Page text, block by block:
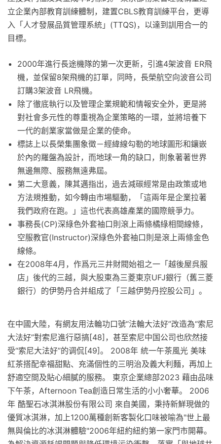
立企業內部教育訓練體制，建置CBLS教育訓練平台，更導
入「人才發展品質管理系統」(TTQS)，以達到訓用合一的
目標。
2000年進行長途機隊的第一次更新，引進4架波音 ER飛
機，並保留8架飛機的訂單，同時，長榮航空向波音公司
訂購3架波音 LR飛機。
除了徹底執行以及管理企業規範和情報安全外，更是將
對社會多元性的尊重視為企業策略的一環，並將培養下
一代的創業家當做是企業的使命。
標誌上以長榮集團象徵－經緯線勾勒的地球圖形和鑲嵌
於內的羅盤為設計，而地球一角的缺口，則象著著世界
無邊無際、服務無遠弗屆。
第二大意義，陳其邁指出，過去減碳經常是由政策或地
方法規推動，如今轉由市場驅動，「這兩年是企業拉著
我們政府在跑。」這也代表高雄產業的國際競爭力。
事務長(CP)深綠色外套袖口則滾上兩條橘綠相間線條，
空服教官(Instructor)深綠色外套袖口則是滾上兩條金色
線條。
在2008年4月，作爲元三井財閥始祖之一「越後屋呉服
店」後代的三越，與大股東為三菱東京UFJ銀行（舊三菱
銀行）的伊勢丹合并組成了「三越伊勢丹控股公司」。
在中國大陸，有網友用法輪功口號“法輪大法好”改造為“索尼
大法好”對索尼進行惡搞[48]，甚至索尼中国公司也欣然接
受“索尼大法好”的调侃[49]。 2008年 統一午茶風光 美味
紅茶搭配幸福甜點、充滿個性的三明治及義大利麵，再加上
舒適空間及貼心細膩的服務。 東京企業總部2023 藉由品味
下午茶，Afternoon Tea創造日常生活的小小奢華。 2006
年 酷聖石冰淇淋股份有限公司 來自美國，秉持新鮮現做的
優質冰淇淋，加上1200萬種創新客製化口味被喻為"世上最
無與倫比的冰淇淋體驗"2006年紐約紐約第一家門市開幕。